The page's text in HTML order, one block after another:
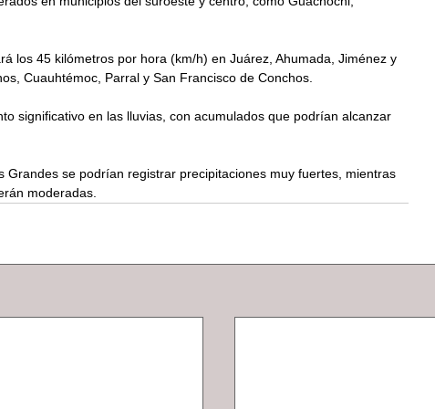
los 45 kilómetros por hora (km/h) en Juárez, Ahumada, Jiménez y
Cuauhtémoc, Parral y San Francisco de Conchos.
significativo en las lluvias, con acumulados que podrían alcanzar
Grandes se podrían registrar precipitaciones muy fuertes, mientras
moderadas.